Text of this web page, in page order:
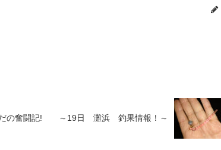
だの奮闘記! ～19日 灘浜 釣果情報！～